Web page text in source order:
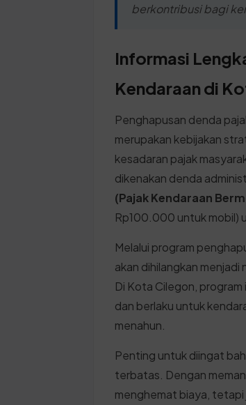
berkontribusi bagi
Informasi
Kendaraan di
Penghapusan denda
merupakan kebijakan
kesadaran pajak
dikenakan denda
(Pajak Kendaraan
Rp100.000 untuk mobil)
Melalui program
akan dihilangkan menjadi
Di Kota Cilegon,
dan berlaku untuk
menahun.
Penting untuk diingat
terbatas. Dengan
menghemat biaya,